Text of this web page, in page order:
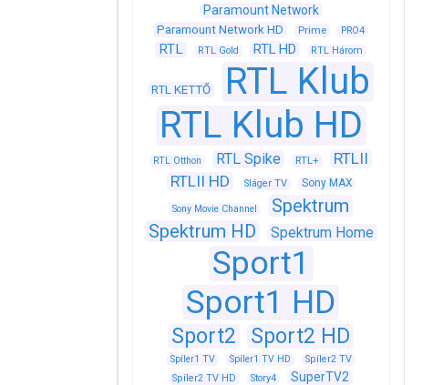
Paramount Network
Paramount Network HD Prime PRO4
RTL RTL Gold RTL HD RTL Három
RTL KETTŐ
RTL Klub
RTL Klub HD
RTL Otthon RTL Spike RTL+
RTLII
RTLII HD
Sláger TV Sony MAX
Sony Movie Channel
Spektrum
Spektrum HD
Spektrum Home
Sport1
Sport1 HD
Sport2 Sport2 HD
Spíler1 TV Spíler1 TV HD
Spíler2 TV
Spíler2 TV HD
Story4
SuperTV2